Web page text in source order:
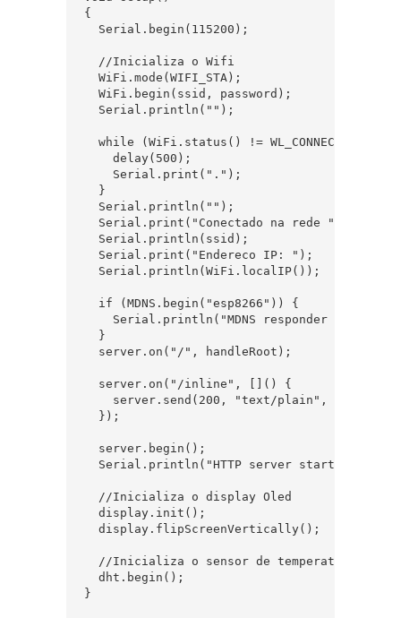
{
  Serial.begin(115200);
  //Inicializa o Wifi
  WiFi.mode(WIFI_STA);
  WiFi.begin(ssid, password);
  Serial.println("");
  while (WiFi.status() != WL_CONNECTED){
    delay(500);
    Serial.print(".");
  }
  Serial.println("");
  Serial.print("Conectado na rede ");
  Serial.println(ssid);
  Serial.print("Endereco IP: ");
  Serial.println(WiFi.localIP());
  if (MDNS.begin("esp8266")) {
Serial.println("MDNS responder
  }
  server.on("/", handleRoot);
  server.on("/inline", []() {
server.send(200, "text/plain", "this
  });
  server.begin();
  Serial.println("HTTP server started");
  //Inicializa o display Oled
  display.init();
  display.flipScreenVertically();
  //Inicializa o sensor de temperatura
  dht.begin();
}